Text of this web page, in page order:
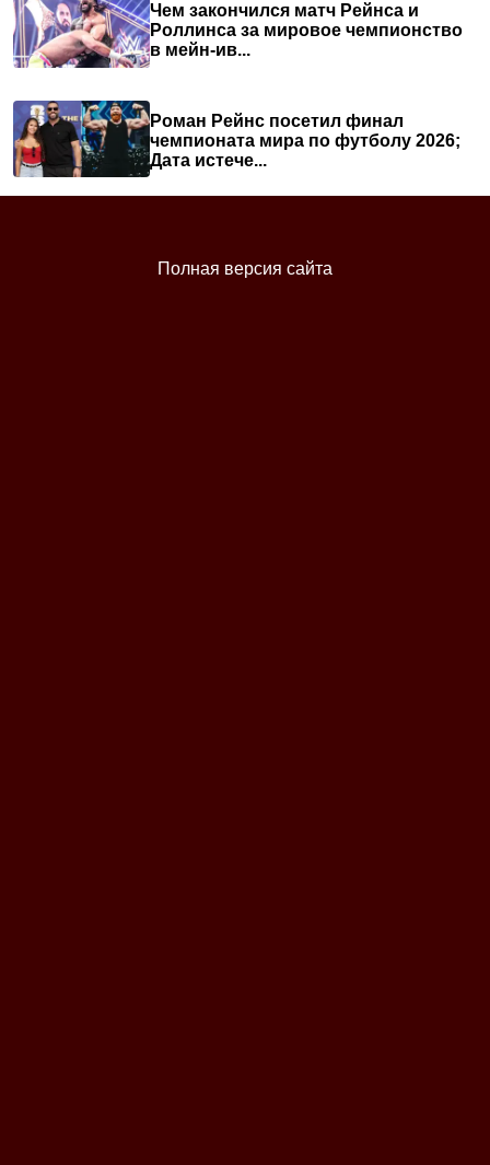
Чем закончился матч Рейнса и
Роллинса за мировое чемпионство
в мейн-ив...
Роман Рейнс посетил финал
чемпионата мира по футболу 2026;
Дата истече...
Полная версия сайта